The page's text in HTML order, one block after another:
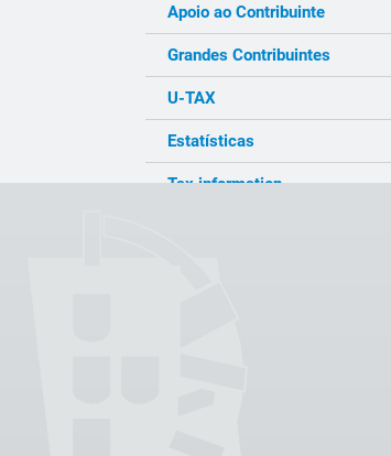
Apoio ao Contribuinte
Grandes Contribuintes
U-TAX
Estatísticas
Tax information